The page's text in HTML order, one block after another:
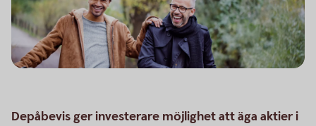
Depåbevis ger investerare möjlighet att äga aktier i